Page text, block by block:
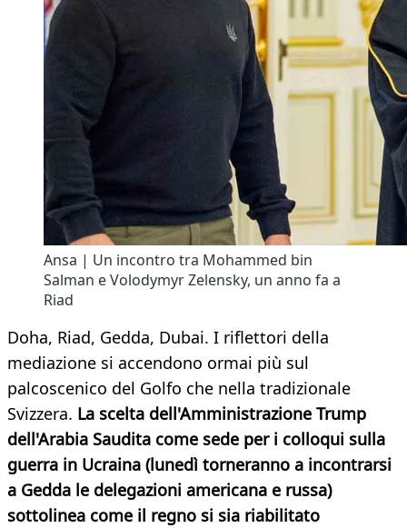
Ansa | Un incontro tra Mohammed bin
Salman e Volodymyr Zelensky, un anno fa a
Riad
Doha, Riad, Gedda, Dubai. I riflettori della
mediazione si accendono ormai più sul
palcoscenico del Golfo che nella tradizionale
Svizzera. La scelta dell'Amministrazione Trump
dell'Arabia Saudita come sede per i colloqui sulla
guerra in Ucraina (lunedì torneranno a incontrarsi
a Gedda le delegazioni americana e russa)
sottolinea come il regno si sia riabilitato